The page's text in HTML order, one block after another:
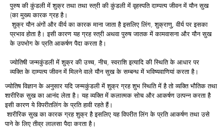
पुरुष की कुंडली में शुक्र तथा तथा स्त्री की कुंडली में वृहस्पति दाम्पत्य जीवन में यौन सुख
(का मुख्य कारक ग्रह है।
शुक्र यौन अंगों और वीर्य का कारक माना जाता है इसलिए लिंग, शुक्राणु, वीर्य पर इसका
प्रभाव होता है। इसी कारण यह ग्रह स्त्री अथवा पुरुष जातक में कामवासना और यौन सुख
के उपभोग के प्रति आकर्षण पैदा करता है।
ज्योतिषी जन्मकुंडली में शुक्र की उच्च, नीच, स्वराशि इत्यादि की स्थिति के आधार पर
व्यक्ति के दाम्पत्य जीवन में मिलने वाले यौन सुख के सम्बन्ध में भविष्यवाणियां करता है।
ज्योतिष विज्ञान के अनुसार यदि जन्मकुंडली में शुक्र ग्रह शुभ स्थिति में है तो व्यक्ति भौतिक तथा
शारीरिक सुख का आनंद लेता है। यह व्यक्ति में कलात्मक सोच और आकर्षण उत्पन्न करता है
इसी कारण ये विपरीतलिंग के प्रति हावी रहते हैं।
शारीरिक सुख का कारक ग्रह शुक्र है इसलिए यह विपरीत लिंग के प्रति आकर्षण तथा उसे
पाने के लिए तीव्र लालसा पैदा करता है।